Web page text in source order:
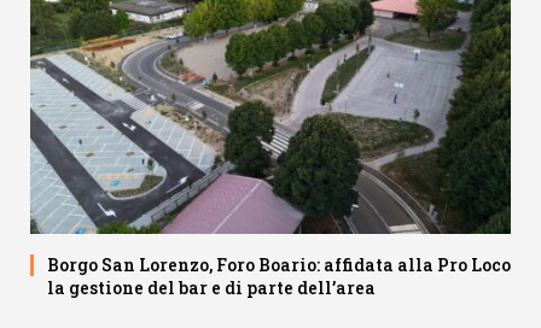
Borgo San Lorenzo, Foro Boario: affidata alla Pro Loco
la gestione del bar e di parte dell’area